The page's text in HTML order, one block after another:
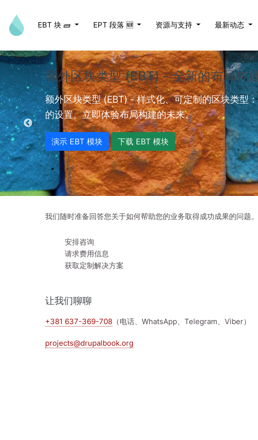
EBT 块 🧱 EPT 段落 🆕 资源与支持 最新动态
videos.
额外区块类型 (EBT) - 全新的布局构
额外区块类型 (EBT) - 样式化、可定制的区块类型
的设置。立即体验布局构建的未来。
演示 EBT 模块 下载 EBT 模块
我们随时准备回答您关于如何帮助您的业务取得成功成果的问题。
安排咨询
请求费用信息
获取定制解决方案
让我们聊聊
+381 637-369-708 （电话、WhatsApp、Telegram、Viber）
projects@drupalbook.org